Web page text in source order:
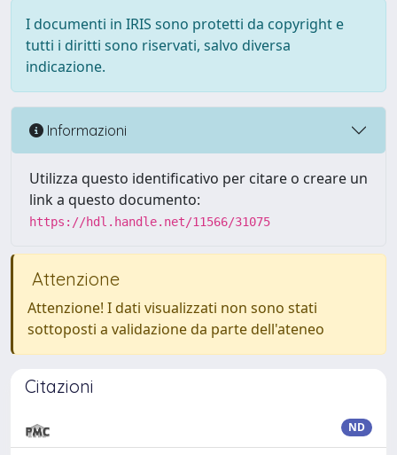
I documenti in IRIS sono protetti da copyright e
tutti i diritti sono riservati, salvo diversa
indicazione.
Informazioni
Utilizza questo identificativo per citare o creare un
link a questo documento:
https://hdl.handle.net/11566/31075
Attenzione
Attenzione! I dati visualizzati non sono stati
sottoposti a validazione da parte dell'ateneo
Citazioni
ND